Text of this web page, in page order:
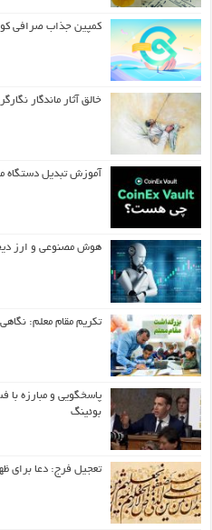
کمپین جذاب صرافی
خالق آثار ماندگار
آموزش تبدیل دستگاه
هوش مصنوعی و ارز
تکریم مقام معلم:
پاسخگویی و مبارزه با
بوئینگ
تعجیل فرج: دعا برای